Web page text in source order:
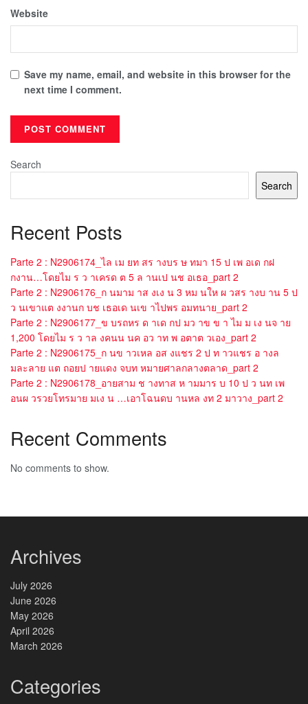
Website
Save my name, email, and website in this browser for the
next time I comment.
Search
Search
Recent Posts
Parte 2 : N2906174_ไล เม ยท สร างบร ษ ทมา 15 ป เพ อเด กฝ
กงาน…โดยไม ร ว าเครด ต 5 ล านเป นช อเธอ_part 2
Parte 2 : N2906176_ก นมาม าส งเง น 3 หม นให ผ วสร างบ าน 5 ป
ว นเขาแต งงานก บช เธอเด นเข าไปพร อมทนาย_part 2
Parte 2 : N2906177_ข บรถหร ด าเด กป มว าข ข า ไม ม เง นจ าย
1,200 โดยไม ร ว าล งคนน นค อว าท พ อตาต วเอง_part 2
Parte 2 : N2906175_ก นข าวเหล อส งแชร 2 ป ท าวแชร อ างล
มละลาย แต ถอยป ายแดง จบท หมายศาลกลางตลาด_part 2
Parte 2 : N2906178_อายสาม ช างทาส ห ามมาร บ 10 ป ว นท เพ
อนผ วรวยโทรมาย มเง น …เอาโฉนดบ านหล งท 2 มาวาง_part 2
Recent Comments
No comments to show.
Archives
July 2026
June 2026
May 2026
April 2026
March 2026
Categories